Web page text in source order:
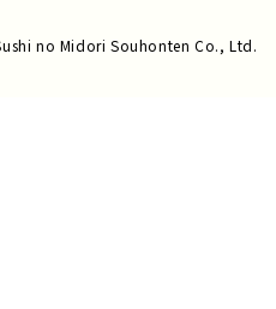
no Midori Souhonten Co., Ltd.